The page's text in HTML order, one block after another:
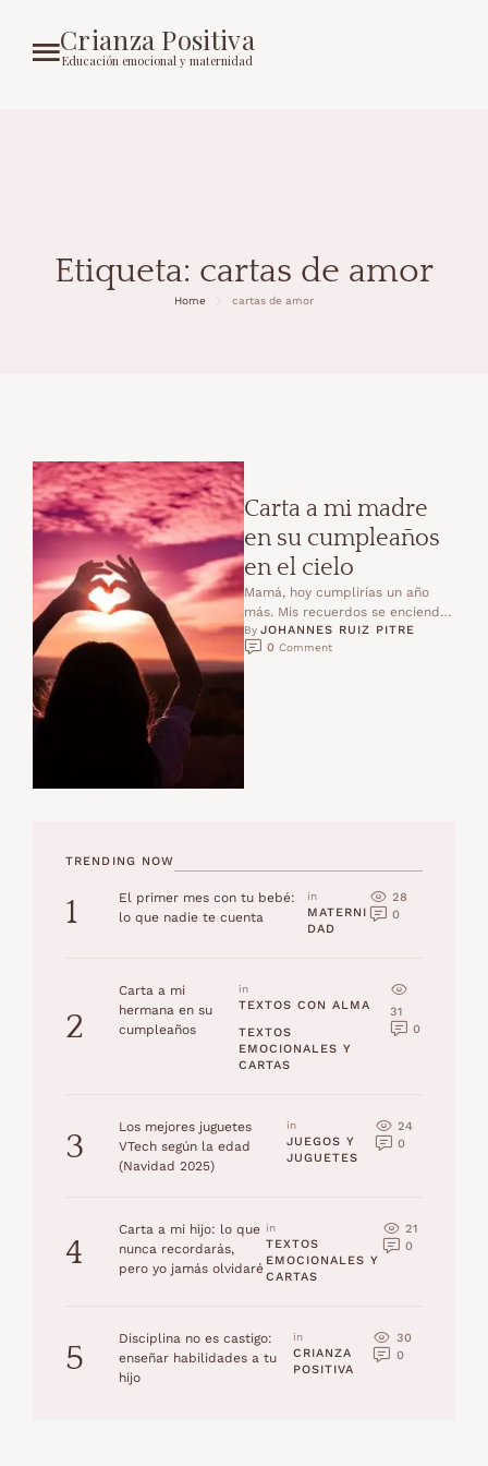
Crianza Positiva
Educación emocional y maternidad
Etiqueta: cartas de amor
Home cartas de amor
Carta a mi madre
en su cumpleaños
en el cielo
Mamá, hoy cumplirías un año
más. Mis recuerdos se encienden
como un fuego suave que me
arropa mientras …
By JOHANNES RUIZ PITRE
0 Comment
TRENDING NOW
1
El primer mes con tu bebé:
lo que nadie te cuenta
in
MATERNI
DAD
28
0
2
Carta a mi
hermana en su
cumpleaños
in
TEXTOS CON ALMA
TEXTOS
EMOCIONALES Y
CARTAS
31
0
3
Los mejores juguetes
VTech según la edad
(Navidad 2025)
in
JUEGOS Y
JUGUETES
24
0
4
Carta a mi hijo: lo que
nunca recordarás,
pero yo jamás olvidaré
in
TEXTOS
EMOCIONALES Y
CARTAS
21
0
5
Disciplina no es castigo:
enseñar habilidades a tu
hijo
in
CRIANZA
POSITIVA
30
0